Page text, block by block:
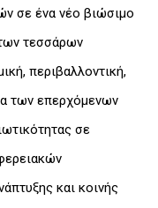
σε ένα νέο βιώσιμο
τεσσάρων
περιβαλλοντική,
των επερχόμενων
σε
και κοινής